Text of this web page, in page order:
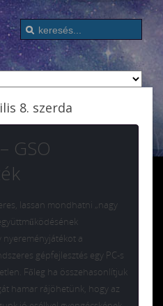
8. szerda
GSO
lassan mondhatni „nagy
nyereményjátékot a
gépfejlesztés egy PC-s
Főleg ha összehasonlítjuk
hamar rájöhetünk, hogy az